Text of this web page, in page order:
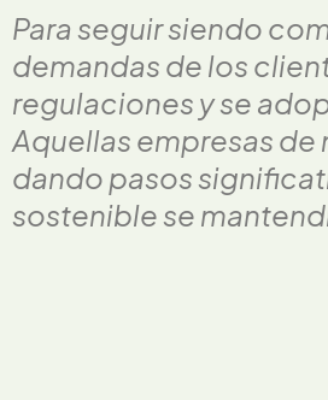
Para seguir siendo
demandas de los
regulaciones y se
Aquellas empresas
dando pasos
sostenible se